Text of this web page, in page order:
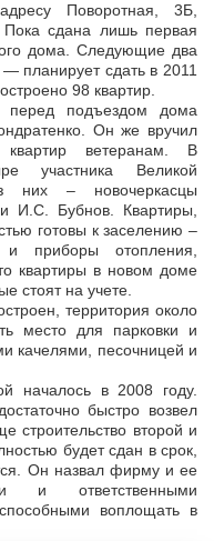
Поворотная, 3Б,
сдана лишь первая
дома. Следующие два
сдать в 2011
98 квартир.
перед подъездом дома
Он же вручил
ветеранам. В
участника Великой
них – новочеркасцы
И.С. Бубнов. Квартиры,
готовы к заселению –
и приборы отопления,
квартиры в новом доме
стоят на учете.
территория около
место для парковки и
качелями, песочницей и
началось в 2008 году.
быстро возвел
строительство второй и
будет сдан в срок,
Он назвал фирму и ее
и ответственными
воплощать в